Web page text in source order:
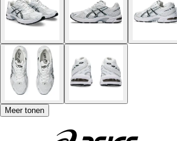
Meer tonen